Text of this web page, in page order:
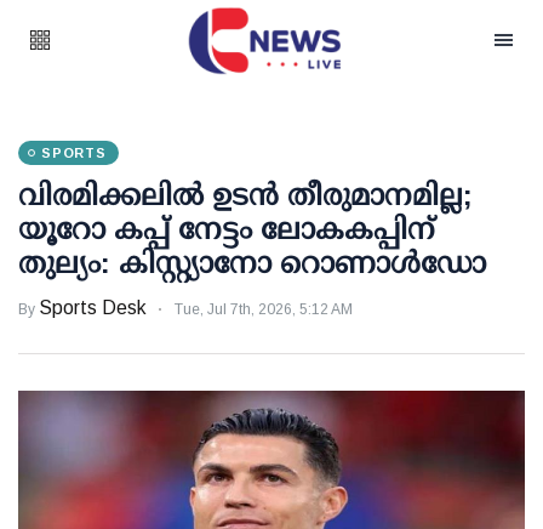
SPORTS
വിരമിക്കലില്‍ ഉടന്‍ തീരുമാനമില്ല;
യൂറോ കപ്പ് നേട്ടം ലോകകപ്പിന്
തുല്യം: കിസ്റ്റ്യാനോ റൊണാള്‍ഡോ
By Sports Desk Tue, Jul 7th, 2026, 5:12 AM